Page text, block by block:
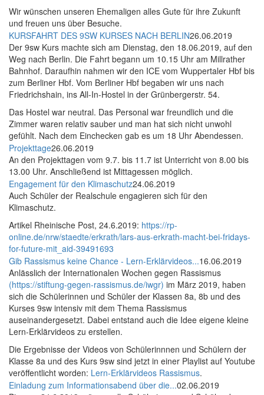
Wir wünschen unseren Ehemaligen alles Gute für ihre Zukunft
und freuen uns über Besuche.
KURSFAHRT DES 9SW KURSES NACH BERLIN26.06.2019
Der 9sw Kurs machte sich am Dienstag, den 18.06.2019, auf den
Weg nach Berlin. Die Fahrt begann um 10.15 Uhr am Millrather
Bahnhof. Daraufhin nahmen wir den ICE vom Wuppertaler Hbf bis
zum Berliner Hbf. Vom Berliner Hbf begaben wir uns nach
Friedrichshain, ins All-In-Hostel in der Grünbergerstr. 54.
Das Hostel war neutral. Das Personal war freundlich und die
Zimmer waren relativ sauber und man hat sich nicht unwohl
gefühlt. Nach dem Einchecken gab es um 18 Uhr Abendessen.
Projekttage26.06.2019
An den Projekttagen vom 9.7. bis 11.7 ist Unterricht von 8.00 bis
13.00 Uhr. Anschließend ist Mittagessen möglich.
Engagement für den Klimaschutz24.06.2019
Auch Schüler der Realschule engagieren sich für den
Klimaschutz.
Artikel Rheinische Post, 24.6.2019: https://rp-
online.de/nrw/staedte/erkrath/lars-aus-erkrath-macht-bei-fridays-
for-future-mit_aid-39491693
Gib Rassismus keine Chance - Lern-Erklärvideos...16.06.2019
Anlässlich der Internationalen Wochen gegen Rassismus
(https://stiftung-gegen-rassismus.de/iwgr) im März 2019, haben
sich die Schülerinnen und Schüler der Klassen 8a, 8b und des
Kurses 9sw intensiv mit dem Thema Rassismus
auseinandergesetzt. Dabei entstand auch die Idee eigene kleine
Lern-Erklärvideos zu erstellen.
Die Ergebnisse der Videos von Schülerinnnen und Schülern der
Klasse 8a und des Kurs 9sw sind jetzt in einer Playlist auf Youtube
veröffentlicht worden: Lern-Erklärvideos Rassismus.
Einladung zum Informationsabend über die...02.06.2019